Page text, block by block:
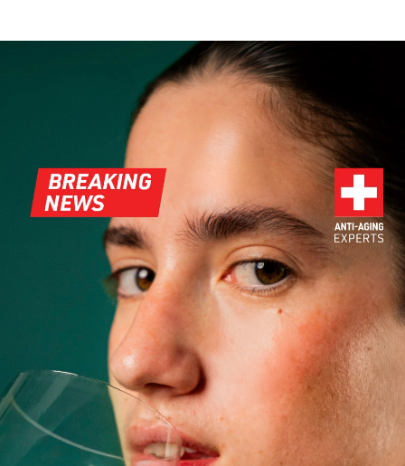
LUNA™ 4 go
For travel or gym bag
LUNA™護膚
Premium cleansers & balm
LUNA™ 設備
All facial cleansing devices
BEAR™ 設備
All premium facelift devices
UFO™ 3 go
Portable red light therapy
面膜
Rejuvenation & hydration
UFO™ 設備
All deep facial hydration devices
issa™ 4 baby
For ages 0-3
issa™ Teeth Whitening Set
Dual LED + sonic device & 18% PAP gel
ISSA™ 設備
All silicone sonic toothbrushes
Advanced clinical anti-aging
FAQ™ 103
Luxurious clinical anti-aging set
FAQ™ P1 Primer
Manuka honey primer
FAQ™護膚品
All FAQ™ skincare
FAQ™產品
All anti-aging treatments
LED mask
FAQ™ 211
Anti-aging neck & décolleté LED mask
FAQ™ 221
Anti-aging LED hand mask
FAQ™護膚品
All FAQ™ skincare
FAQ™產品
All LED treatments
FAQ™ 301
LED hair strengthening scalp massager
FAQ™ Scalp Serum
Scalp recovery probiotic serum
FAQ™護膚品
All FAQ™ skincare
FAQ™產品
All hair treatments
FAQ™ 501
Full-Spectrum Red Light Therapy
FAQ™ 502
Full-Spectrum Red Light Therapy
FAQ™ Red Light Serum
FAQ™ skincare
All FAQ™ skincare
FAQ™ products
All toning treatments
專業治療
PEACH™ 2 Pro Max
Professional IPL hair removal device
PEACH™ 2
IPL hair removal
身體護理
BEAR™ 2 body
Microcurrent body toning
LUNA™ 4 body
Massaging body brush
痘肌護理
ESPADA™ 2 plus
Recurring acne LED therapy
BEAR™ 2 eyes & lips
Microcurrent line smoothing device
預計送達日期
預計送達日期8/9/26
預計送達日期8/9/26
愛沙尼亞 8/9/26
預計送達日期8/9/26
預計送達日期8/9/26
法屬玻里尼西亞 預計送達日期 8/13/26
德國 預計送達日期8/9/26
直布羅陀 預計送達日期 8/13/26
希臘 預計送達日期 8/9/26